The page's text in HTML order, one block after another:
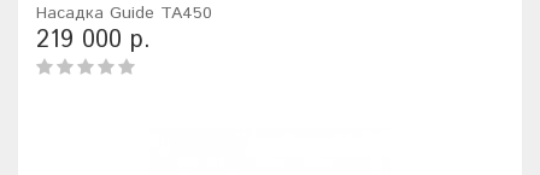
Насадка Guide TA450
219 000 р.